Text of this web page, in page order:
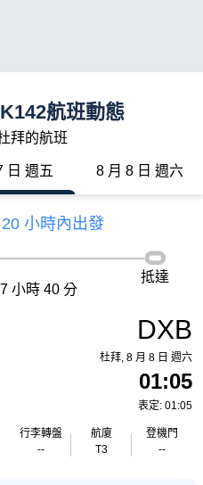
航班動態
拜的航班
日 週五 8 月 8 日 週六
小時內出發
小時 40 分
抵達
DXB
杜拜, 8 月 8 日 週六
01:05
表定: 01:05
行李轉盤
--
航廈
T3
登機門
--